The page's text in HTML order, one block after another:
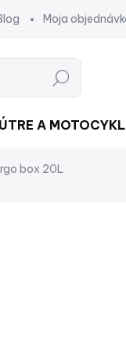
Moja
Hľadať
A
box 20L